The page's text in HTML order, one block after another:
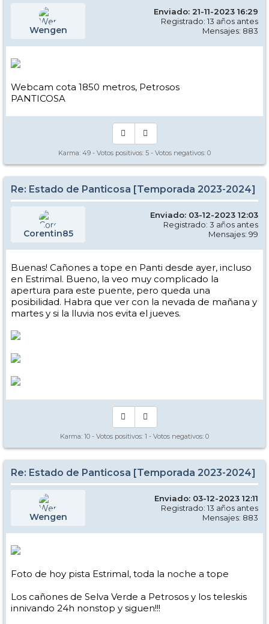
Wengen
Enviado: 21-11-2023 16:29
Registrado: 13 años antes
Mensajes: 883
Webcam cota 1850 metros, Petrosos
PANTICOSA
Karma: 49 - Votos positivos: 5 - Votos negativos: 0
Re: Estado de Panticosa [Temporada 2023-2024]
Corentin85
Enviado: 03-12-2023 12:03
Registrado: 3 años antes
Mensajes: 99
Buenas! Cañones a tope en Panti desde ayer, incluso
en Estrimal. Bueno, la veo muy complicado la
apertura para este puente, pero queda una
posibilidad. Habra que ver con la nevada de mañana y
martes y si la lluvia nos evita el jueves.
Karma: 10 - Votos positivos: 1 - Votos negativos: 0
Re: Estado de Panticosa [Temporada 2023-2024]
Wengen
Enviado: 03-12-2023 12:11
Registrado: 13 años antes
Mensajes: 883
Foto de hoy pista Estrimal, toda la noche a tope
Los cañones de Selva Verde a Petrosos y los teleskis
innivando 24h nonstop y siguen!!!